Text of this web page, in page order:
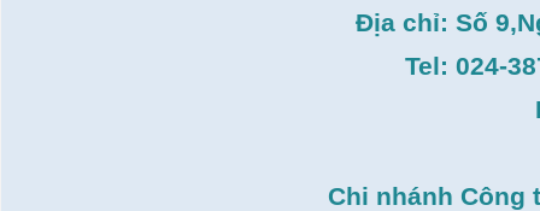
Địa chỉ: Số
Tel: 024-
Chi nhánh Công